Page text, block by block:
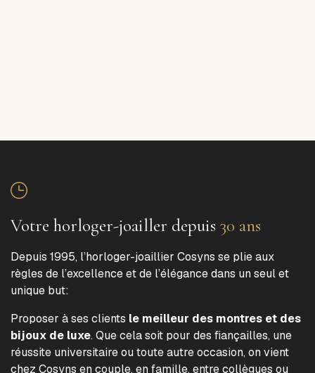
Votre horloger-joailler depuis 30 ans
Depuis 1995, l’horloger-joaillier Cosyns se plie aux
règles de l’excellence et de l’élégance dans un seul et
unique but:
Proposer à ses clients le meilleur des montres et des
bijoux de luxe. Que cela soit pour des fiançailles, une
réussite universitaire ou toute autre occasion, on vient
chez Cosyns en couple, en famille, entre collègues ou